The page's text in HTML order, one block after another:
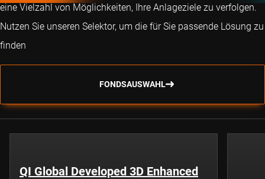
eine Vielzahl von Möglichkeiten, Ihre Anlageziele zu verfolgen.
Nutzen Sie unseren Selektor, um die für Sie passende Lösung zu
finden
FONDSAUSWAHL
QI Global Developed 3D Enhanced